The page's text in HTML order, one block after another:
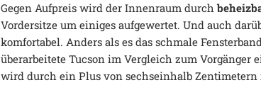
Gegen Aufpreis wird der Innenraum durch
Vordersitze um einiges aufgewertet. Und auch
komfortabel. Anders als es das schmale
überarbeitete Tucson im Vergleich zum Vorgänger
wird durch ein Plus von sechseinhalb